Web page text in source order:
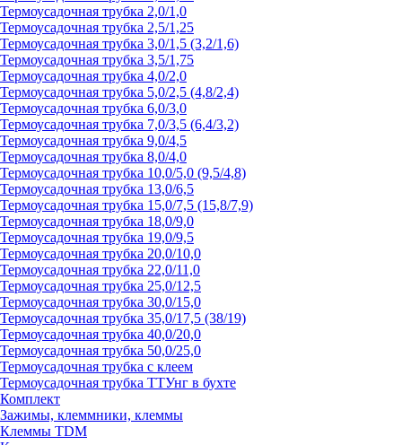
Термоусадочная трубка 2,0/1,0
Термоусадочная трубка 2,5/1,25
Термоусадочная трубка 3,0/1,5 (3,2/1,6)
Термоусадочная трубка 3,5/1,75
Термоусадочная трубка 4,0/2,0
Термоусадочная трубка 5,0/2,5 (4,8/2,4)
Термоусадочная трубка 6,0/3,0
Термоусадочная трубка 7,0/3,5 (6,4/3,2)
Термоусадочная трубка 9,0/4,5
Термоусадочная трубка 8,0/4,0
Термоусадочная трубка 10,0/5,0 (9,5/4,8)
Термоусадочная трубка 13,0/6,5
Термоусадочная трубка 15,0/7,5 (15,8/7,9)
Термоусадочная трубка 18,0/9,0
Термоусадочная трубка 19,0/9,5
Термоусадочная трубка 20,0/10,0
Термоусадочная трубка 22,0/11,0
Термоусадочная трубка 25,0/12,5
Термоусадочная трубка 30,0/15,0
Термоусадочная трубка 35,0/17,5 (38/19)
Термоусадочная трубка 40,0/20,0
Термоусадочная трубка 50,0/25,0
Термоусадочная трубка с клеем
Термоусадочная трубка ТТУнг в бухте
Комплект
Зажимы, клеммники, клеммы
Клеммы TDM